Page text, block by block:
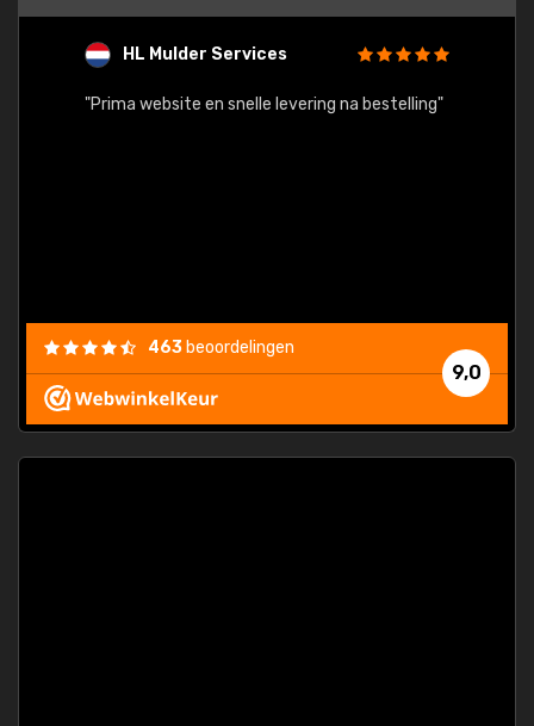
HL Mulder Services
"Prima website en snelle levering na bestelling"
9,0
463 beoordelingen